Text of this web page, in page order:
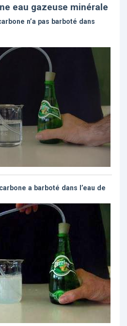
eau gazeuse minérale
n’a pas barboté dans
a barboté dans l’eau de